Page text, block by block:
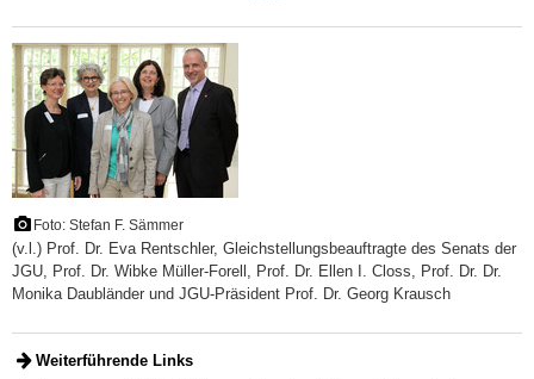
Foto: Stefan F. Sämmer
(v.l.) Prof. Dr. Eva Rentschler, Gleichstellungsbeauftragte des Senats der
JGU, Prof. Dr. Wibke Müller-Forell, Prof. Dr. Ellen I. Closs, Prof. Dr. Dr.
Monika Daubländer und JGU-Präsident Prof. Dr. Georg Krausch
Weiterführende Links